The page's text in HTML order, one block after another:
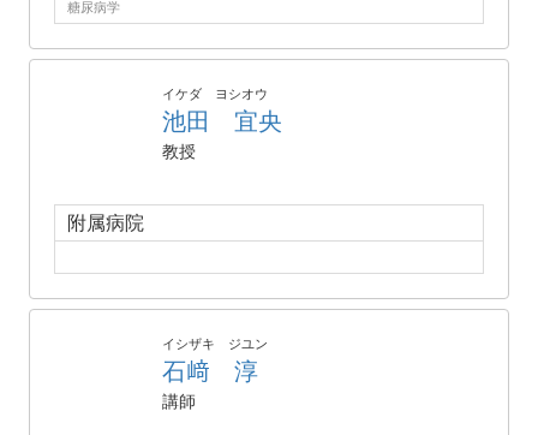
糖尿病学
イケダ ヨシオウ
池田 宜央
教授
附属病院
イシザキ ジユン
石﨑 淳
講師